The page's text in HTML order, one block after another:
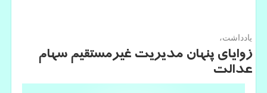
یادداشت،
زوایای پنهان مدیریت غیرمستقیم سهام
عدالت